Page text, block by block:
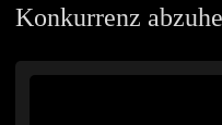
Konkurrenz